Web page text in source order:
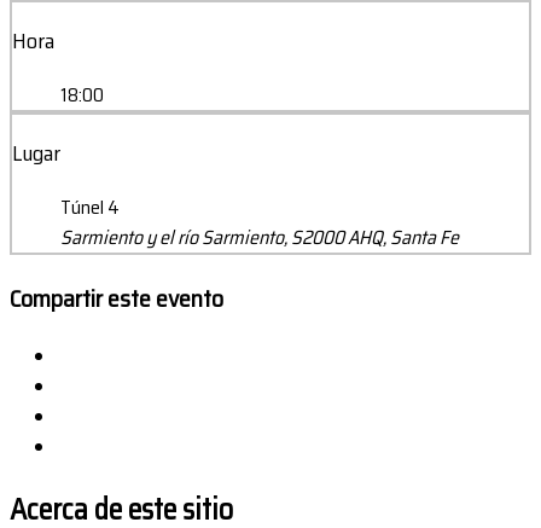
Hora
18:00
Lugar
Túnel 4
Sarmiento y el río Sarmiento, S2000 AHQ, Santa Fe
Compartir este evento
Acerca de este sitio